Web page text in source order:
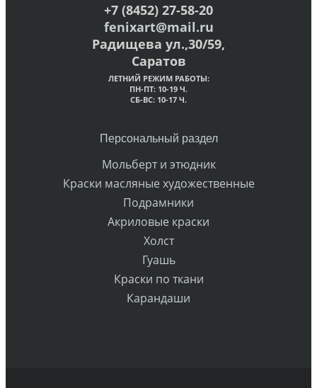
+7 (8452) 27-58-20
fenixart@mail.ru
Радищева ул.,30/59,
Саратов
ЛЕТНИЙ РЕЖИМ РАБОТЫ:
ПН-ПТ: 10-19 Ч.
СБ-ВС: 10-17 Ч.
Персональный раздел
Мольберт и этюдник
Краски масляные художественные
Подрамники
Акриловые краски
Холст
Гуашь
Краски по ткани
Карандаши